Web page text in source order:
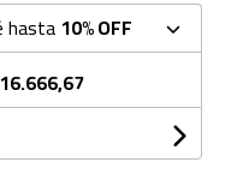
hasta 10% OFF